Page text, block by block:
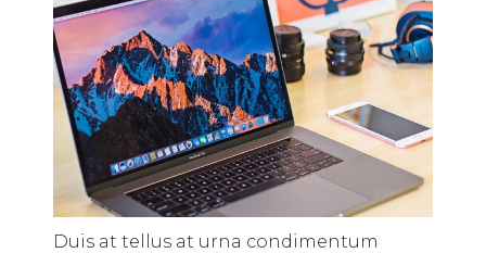
Duis at tellus at urna condimentum